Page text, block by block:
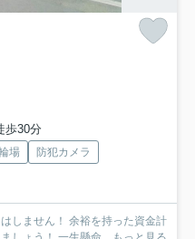
歩30分
場
防犯カメラ
しません！ 余裕を持った資金計